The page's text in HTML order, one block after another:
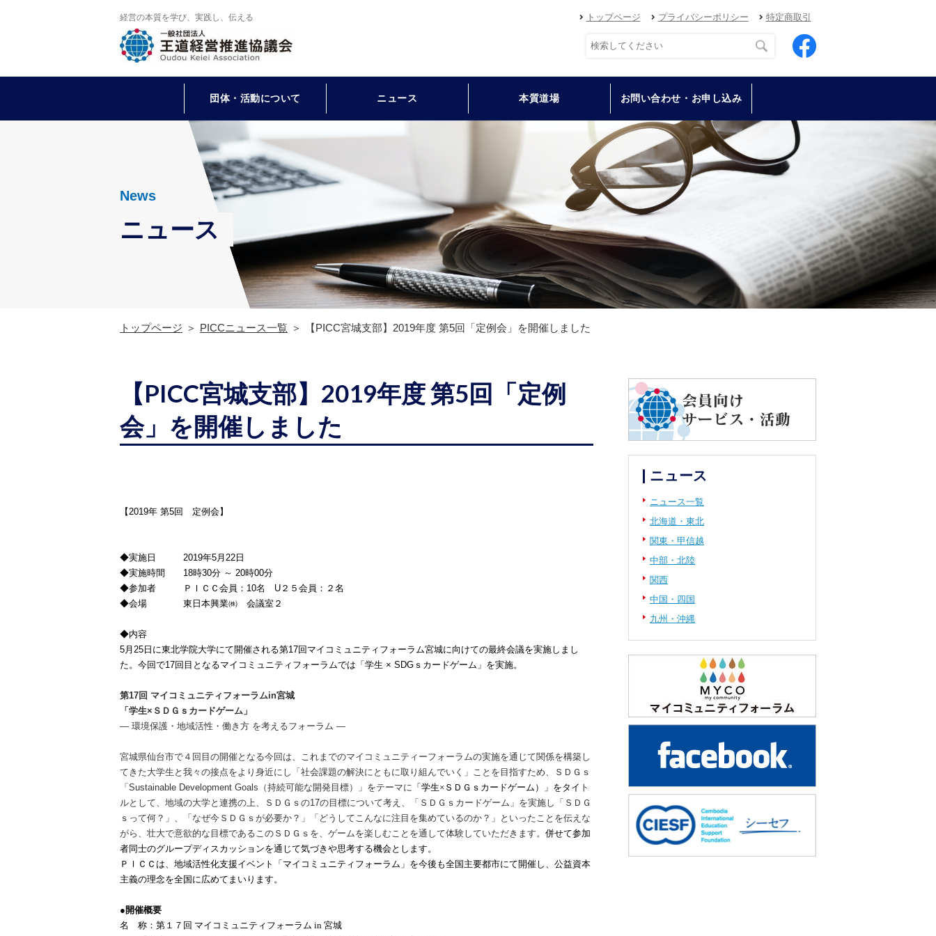
経営の本質を学び、実践し、伝える トップページ プライバシーポリシー 特定商取引
団体・活動について ニュース 本質道場 お問い合わせ・お申し込み
News
ニュース
トップページ PICCニュース一覧 【PICC宮城支部】2019年度 第5回「定例会」を開催しました
【PICC宮城支部】2019年度 第5回「定例
会」を開催しました
【2019年 第5回 定例会】
◆実施日 2019年5月22日
◆実施時間 18時30分 ～ 20時00分
◆参加者 ＰＩＣＣ会員：10名 U２５会員：２名
◆会場 東日本興業㈱ 会議室２
◆内容
5月25日に東北学院大学にて開催される第17回マイコミュニティフォーラム宮城に向けての最終会議を実施しまし
た。今回で17回目となるマイコミュニティフォーラムでは「学生 × SDGｓカードゲーム」を実施。
第17回 マイコミュニティフォーラムin宮城
「学生×ＳＤＧｓカードゲーム」
― 環境保護・地域活性・働き方 を考えるフォーラム ―
宮城県仙台市で４回目の開催となる今回は、これまでのマイコミュニティーフォーラムの実施を通じて関係を構築し
てきた大学生と我々の接点をより身近にし「社会課題の解決にともに取り組んでいく」ことを目指すため、ＳＤＧｓ
「Sustainable Development Goals（持続可能な開発目標）」をテーマに 「学生×ＳＤＧｓカードゲーム）」をタイ ト
ルとして、地域の大学と連携の上、ＳＤＧｓの17の目標について考え、「ＳＤＧｓカードゲーム」を実施し「ＳＤＧ
ｓって何？」、「なぜ今ＳＤＧｓが必要か？」「どうしてこんなに注目を集めているのか？」といったことを伝えな
がら、壮大で意欲的な目標であるこのＳＤＧｓを、ゲームを楽しむことを通して体験していただきます。 併せて参加
者同士のグループディスカッションを通じて気づきや思考する機会とします。
ＰＩＣＣは、地域活性化支援イベント「マイコミュニティフォーラム」を今後も全国主要都市にて開催し、公益資本
主義の理念を全国に広めてまいります。
● 開催概要
名 称：第１７回 マイコミュニティフォーラム in 宮城
ニュース
ニュース一覧
北海道・東北
関東・甲信越
中部・北陸
関西
中国・四国
九州・沖縄